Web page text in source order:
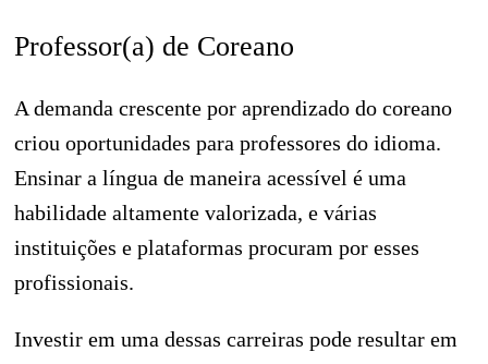
Professor(a) de Coreano
A demanda crescente por aprendizado do coreano
criou oportunidades para professores do idioma.
Ensinar a língua de maneira acessível é uma
habilidade altamente valorizada, e várias
instituições e plataformas procuram por esses
profissionais.
Investir em uma dessas carreiras pode resultar em